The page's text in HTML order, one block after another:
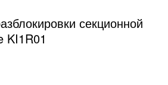
Удлинитель
арт.SR08B